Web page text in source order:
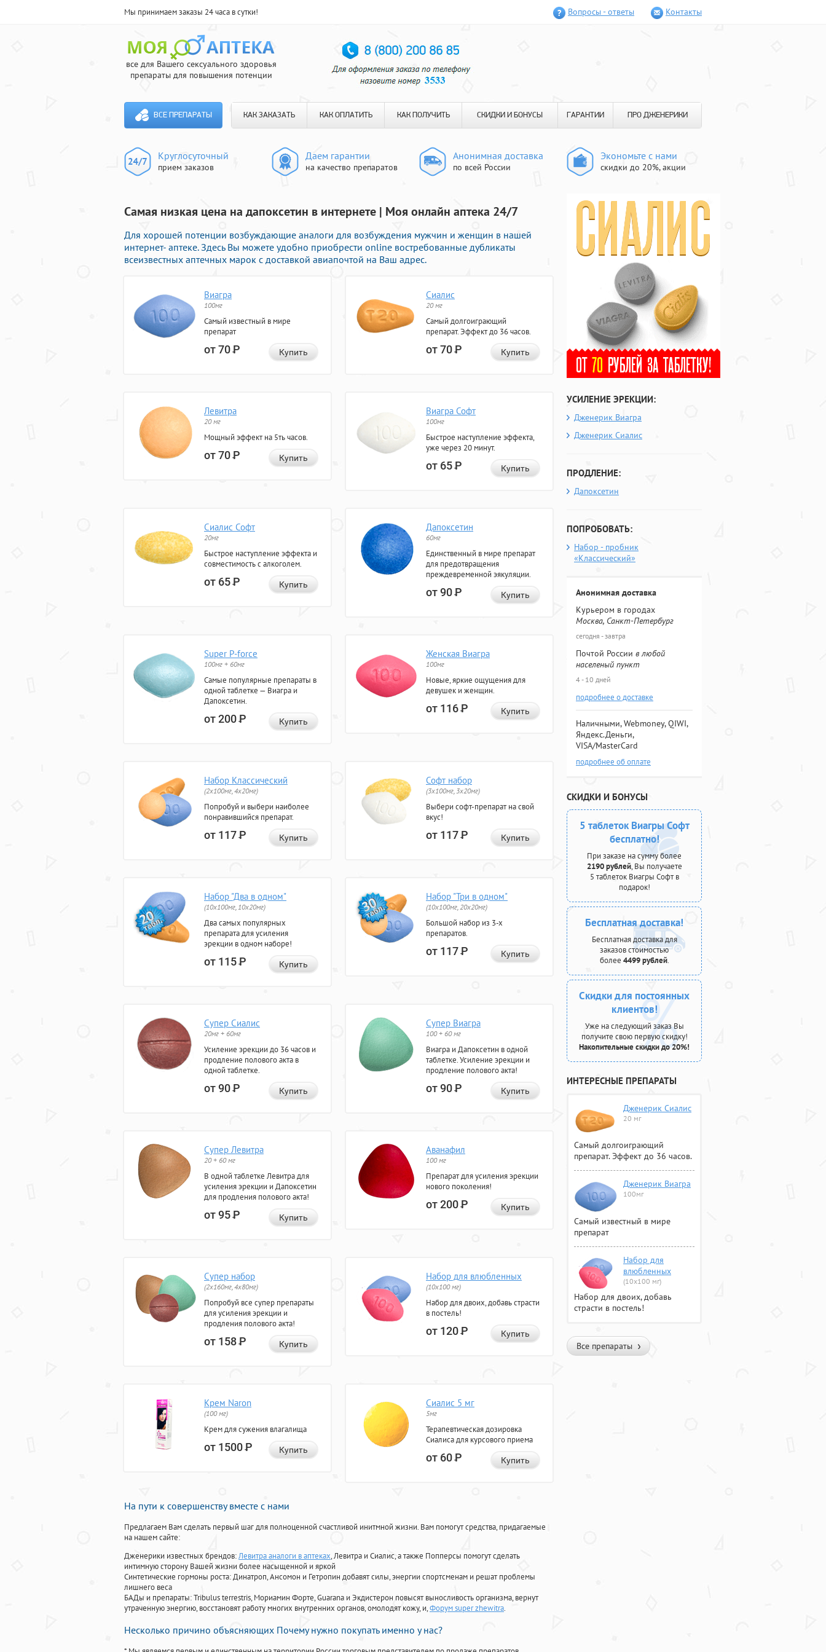
Мы принимаем заказы 24 часа в сутки! Вопросы - ответы Контакты
все для Вашего сексуального здоровья
препараты для повышения потенции
ВСЕ ПРЕПАРАТЫ КАК ЗАКАЗАТЬ КАК ОПЛАТИТЬ КАК ПОЛУЧИТЬ СКИДКИ И БОНУСЫ ГАРАНТИИ ПРО ДЖЕНЕРИКИ
Круглосуточный
прием заказов
Даем гарантии
на качество препаратов
Анонимная доставка
по всей России
Экономьте с нами
скидки до 20%, акции
Самая низкая цена на дапоксетин в интернете | Моя онлайн аптека 24/7
Для хорошей потенции возбуждающие аналоги для возбуждения мужчин и женщин в нашей
интернет- аптеке. Здесь Вы можете удобно приобрести online востребованные дубликаты
всеизвестных аптечных марок с доставкой авиапочтой на Ваш адрес.
Виагра
100мг
Самый известный в мире
препарат
от 70Р Купить
Сиалис
20 мг
Самый долгоиграющий
препарат. Эффект до 36 часов.
от 70Р Купить
Левитра
20 мг
Мощный эффект на 5ть часов.
от 70Р Купить
Виагра Софт
100мг
Быстрое наступление эффекта,
уже через 20 минут.
от 65Р Купить
Сиалис Софт
20мг
Быстрое наступление эффекта и
совместимость с алкоголем.
от 65Р Купить
Дапоксетин
60мг
Единственный в мире препарат
для предотвращения
преждевременной эякуляции.
от 90Р Купить
Super P-force
100мг + 60мг
Самые популярные препараты в
одной таблетке — Виагра и
Дапоксетин.
от 200Р Купить
Женская Виагра
100мг
Новые, яркие ощущения для
девушек и женщин.
от 116Р Купить
Набор Классический
(2x100мг, 4x20мг)
Попробуй и выбери наиболее
понравившийся препарат.
от 117Р Купить
Софт набор
(3x100мг, 3x20мг)
Выбери софт-препарат на свой
вкус!
от 117Р Купить
Набор "Два в одном"
(10x100мг, 10x20мг)
Два самых популярных
препарата для усиления
эрекции в одном наборе!
от 115Р Купить
Набор "Три в одном"
(10x100мг, 20x20мг)
Большой набор из 3-х
препаратов.
от 117Р Купить
Супер Сиалис
20мг + 60мг
Усиление эрекции до 36 часов и
продление полового акта в
одной таблетке.
от 90Р Купить
Супер Виагра
100 + 60 мг
Виагра и Дапоксетин в одной
таблетке. Усиление эрекции и
продление полового акта!
от 90Р Купить
Супер Левитра
20 + 60 мг
В одной таблетке Левитра для
усиления эрекции и Дапоксетин
для продления полового акта!
от 95Р Купить
Аванафил
100 мг
Препарат для усиления эрекции
нового поколения!
от 200Р Купить
Супер набор
(2х160мг, 4х80мг)
Попробуй все супер препараты
для усиления эрекции и
продления полового акта!
от 158Р Купить
Набор для влюбленных
(10х100 мг)
Набор для двоих, добавь страсти
в постель!
от 120Р Купить
Крем Naron
(100 мг)
Крем для сужения влагалища
от 1500Р Купить
Сиалис 5 мг
5мг
Терапевтическая дозировка
Сиалиса для курсового приема
от 60Р Купить
На пути к совершенству вместе с нами
Предлагаем Вам сделать первый шаг для полноценной счастливой инитмной жизни. Вам помогут средства, придагаемые
на нашем сайте:
Дженерики известных брендов:Левитра аналоги в аптеках, Левитра и Сиалис, а также Попперсы помогут сделать
интимную сторону Вашей жизни более насыщенной и яркой
Синтетические гормоны роста: Динатроп, Ансомон и Гетропин добавят силы, энергии спортсменам и решат проблемы
лишнего веса
БАДы и препараты:Tribulus terrestris, Мориамин Форте, Guarana и Экдистерон повысят выносливость организма, вернут
утраченную энергию, восстановят работу многих внутренних органов, омолодят кожу, и,Форум super zhewitra.
Несколько причино объясняющих Почему нужно покупать именно у нас?
УСИЛЕНИЕ ЭРЕКЦИИ:
Дженерик Виагра
Дженерик Сиалис
ПРОДЛЕНИЕ:
Дапоксетин
ПОПРОБОВАТЬ:
Набор - пробник
«Классический»
Анонимная доставка
Курьером в городах
Москва, Санкт-Петербург
сегодня - завтра
Почтой России в любой
населеный пункт
4 - 10 дней
подробнее о доставке
Наличными, Webmoney, QIWI,
Яндекс.Деньги,
VISA/MasterCard
подробнее об оплате
СКИДКИ И БОНУСЫ
5 таблеток Виагры Софт
бесплатно!
При заказе на сумму более
2190 рублей, Вы получаете
5 таблеток Виагры Софт в
подарок!
Бесплатная доставка!
Бесплатная доставка для
заказов стоимостью
более 4499 рублей.
Скидки для постоянных
клиентов!
Уже на следующий заказ Вы
получите свою первую скидку!
Накопительные скидки до 20%!
ИНТЕРЕСНЫЕ ПРЕПАРАТЫ
Дженерик Сиалис
20 мг
Самый долгоиграющий
препарат. Эффект до 36 часов.
Дженерик Виагра
100мг
Самый известный в мире
препарат
Набор для
влюбленных
(10х100 мг)
Набор для двоих, добавь
страсти в постель!
Все препараты